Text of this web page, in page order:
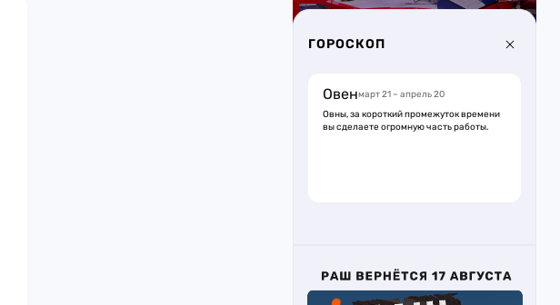
ГОРОСКОП
Овенмарт 21 – апрель 20
Овны, за короткий промежуток времени
вы сделаете огромную часть работы.